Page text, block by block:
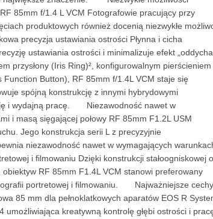
85mm f/1.4 L VCM Fotografowie pracujący przy
produktowych również docenią niezwykłe
precyzja ustawiania ostrości Płynna i cicha
ustawiania ostrości i minimalizuje efekt
przysłony (Iris Ring)², konfigurowalnym pierścieniem
Button), RF 85mm f/1.4L VCM staje się
spójną konstrukcję z innymi hybrydowymi
i wydajną pracę. Niezawodność nawet w
i masą sięgającej połowy RF 85mm F1.2L USM
Jego konstrukcja serii L z precyzyjnie
niezawodność nawet w wymagających
i filmowaniu Dzięki konstrukcji stałoogniskowej o
RF 85mm F1.4L VCM stanowi preferowany
portretowej i filmowaniu. Najważniejsze cechy
85 mm dla pełnoklatkowych aparatów EOS R
kreatywną kontrolę głębi ostrości i